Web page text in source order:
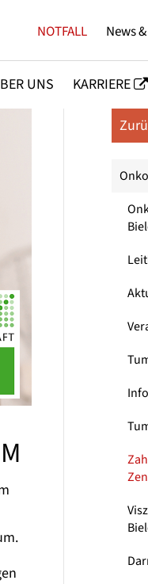
UNS KARRIERE
NOTFALL News